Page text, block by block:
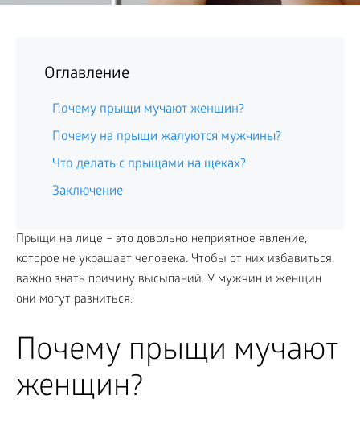
Оглавление
Почему прыщи мучают женщин?
Почему на прыщи жалуются мужчины?
Что делать с прыщами на щеках?
Заключение
Прыщи на лице – это довольно неприятное явление,
которое не украшает человека. Чтобы от них избавиться,
важно знать причину высыпаний. У мужчин и женщин
они могут разниться.
Почему прыщи мучают
женщин?